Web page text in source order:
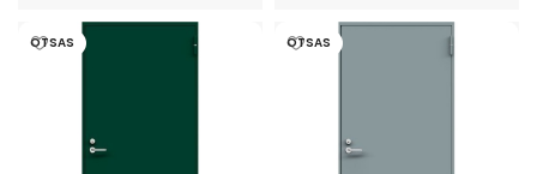
OTSAS OTSAS